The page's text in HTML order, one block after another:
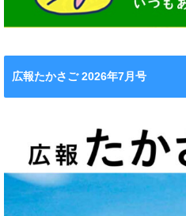
広報たかさご 2026年7月号